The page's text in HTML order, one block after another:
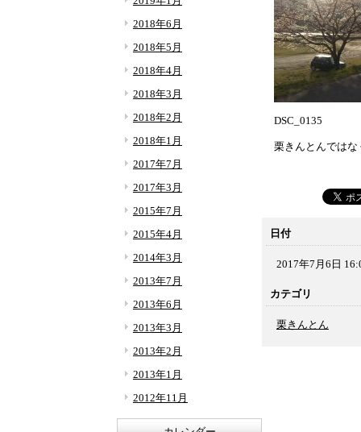
DSC_0135
栗きんとんではな
日付
2017年7月6日
カテゴリ
栗きんとん
2018年6月
2018年5月
2018年4月
2018年3月
2018年2月
2018年1月
2017年7月
2017年3月
2015年7月
2015年4月
2014年3月
2013年7月
2013年6月
2013年3月
2013年2月
2013年1月
2012年11月